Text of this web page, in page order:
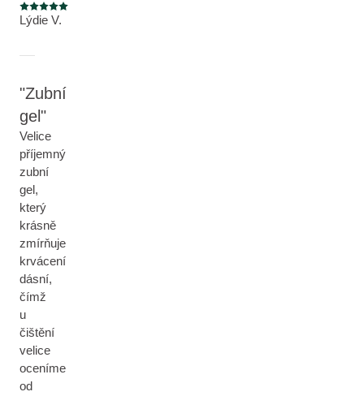
Aktuální hodnocení: 5 z 5 hvězdiček
Lýdie V.
Zubní
gel
Velice
příjemný
zubní
gel,
který
krásně
zmírňuje
krvácení
dásní,
čímž
u
čištění
velice
oceníme
od